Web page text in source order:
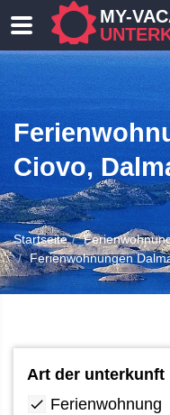
MY-
Ciovo,
Startseite
Ferienwohnungen
Art der unterkunft
Ferienwohnung